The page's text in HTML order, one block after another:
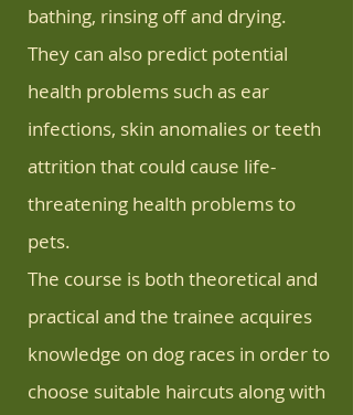
bathing, rinsing off and drying.
They can also predict potential
health problems such as ear
infections, skin anomalies or teeth
attrition that could cause life-
threatening health problems to
pets.
The course is both theoretical and
practical and the trainee acquires
knowledge on dog races in order to
choose suitable haircuts along with